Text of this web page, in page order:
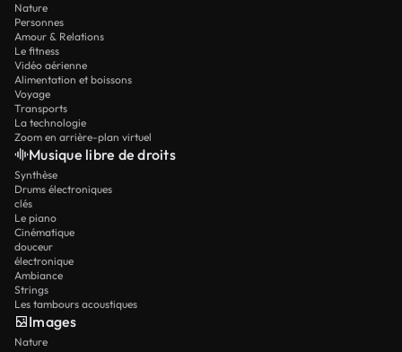
Nature
Personnes
Amour & Relations
Le fitness
Vidéo aérienne
Alimentation et boissons
Voyage
Transports
La technologie
Zoom en arrière-plan virtuel
Musique libre de droits
Synthèse
Drums électroniques
clés
Le piano
Cinématique
douceur
électronique
Ambiance
Strings
Les tambours acoustiques
Images
Nature